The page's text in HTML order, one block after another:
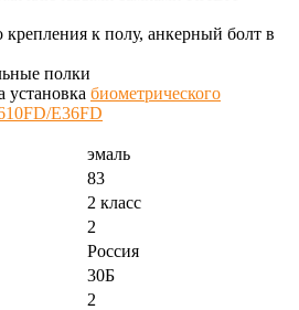
крепления к полу, анкерный болт в
полки
установка биометрического
E36FD
эмаль
83
2 класс
2
Россия
30Б
2